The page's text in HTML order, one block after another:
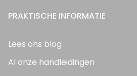
PRAKTISCHE INFORMATIE
Lees ons blog
Al onze handleidingen